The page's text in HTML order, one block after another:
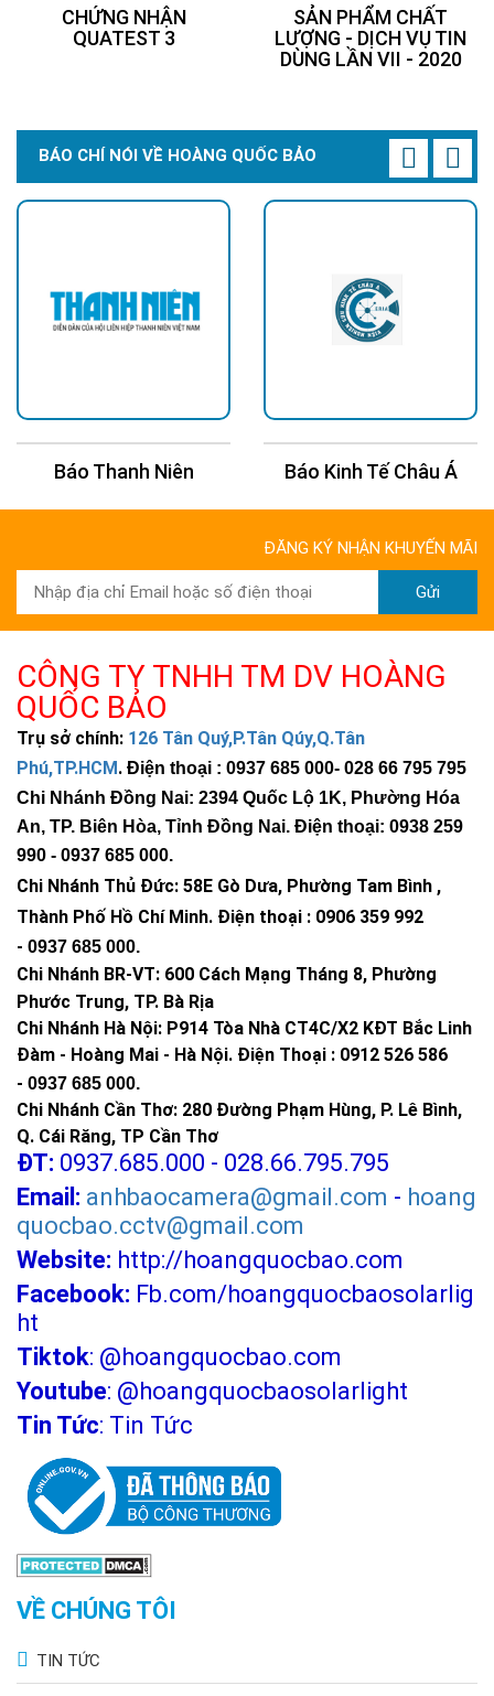
- Diện tích chiếu sáng : 300-400 m2
- Tuổi thọ tấm pin NLMT: 10-12 năm
- Hiển thị led sạc pin ngay trên đèn rất tiện lợi.
- Đèn năng lượng mặt trời dễ dàng cài đặt, lắp ráp và không
tốn chi phí bảo trì.
- Không sử dụng dây điện giúp tiết kiệm chi phí và an toàn về
- Chiều cao lắp đặt từ 3 - 5 mét.
Có thể sử dụng đèn năng lượng mặt trời 300W ở
đâu?
Theo phản hồi của nhiều khách hàng tại Hoàng Quốc BẢo, quý
khách hàng thường sử dụng đèn năng lượng mặt trời ở những
vị trí:
· Công viên
· Nhà kho, nhà xưởng
· Sân vườn
· Sân thượng
· Khu vui chơi
CHỨNG NHẬN
QUATEST 3
SẢN PHẨM CHẤT
LƯỢNG - DỊCH VỤ TIN
DÙNG LẦN VII - 2020
BÁO CHÍ NÓI VỀ HOÀNG QUỐC BẢO
Báo Kinh Tế Châu Á Báo 24H
ĐĂNG KÝ NHẬN KHUYẾN MÃI
Gửi
CÔNG TY TNHH TM DV HOÀNG
QUỐC BẢO
Trụ sở chính: 126 Tân Quý,P.Tân Qúy,Q.Tân
Phú,TP.HCM. Điện thoại : 0937 685 000- 028 66 795 795
Chi Nhánh Đồng Nai: 2394 Quốc Lộ 1K, Phường Hóa
An, TP. Biên Hòa, Tỉnh Đồng Nai. Điện thoại: 0938 259
990 - 0937 685 000.
Chi Nhánh Thủ Đức: 58E Gò Dưa, Phường Tam Bình ,
Thành Phố Hồ Chí Minh. Điện thoại : 0906 359 992
- 0937 685 000.
Chi Nhánh BR-VT: 600 Cách Mạng Tháng 8, Phường
Phước Trung, TP. Bà Rịa
Chi Nhánh Hà Nội: P914 Tòa Nhà CT4C/X2 KĐT Bắc Linh
Đàm - Hoàng Mai - Hà Nội. Điện Thoại : 0912 526 586
- 0937 685 000.
Chi Nhánh Cần Thơ: 280 Đường Phạm Hùng, P. Lê Bình,
Q. Cái Răng, TP Cần Thơ
ĐT: 0937.685.000 - 028.66.795.795
Email: anhbaocamera@gmail.com - hoang
quocbao.cctv@gmail.com
Website: http://hoangquocbao.com
Facebook: Fb.com/hoangquocbaosolarlig
ht
Tiktok: @hoangquocbao.com
Youtube: @hoangquocbaosolarlight
Tin Tức: Tin Tức
VỀ CHÚNG TÔI
TIN TỨC